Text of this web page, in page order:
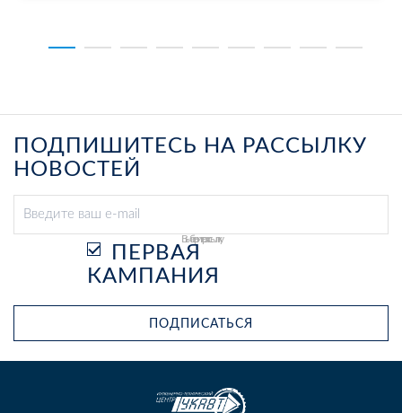
ПОДПИШИТЕСЬ НА РАССЫЛКУ
НОВОСТЕЙ
Выберите рассылку
ПЕРВАЯ
КАМПАНИЯ
ПОДПИСАТЬСЯ